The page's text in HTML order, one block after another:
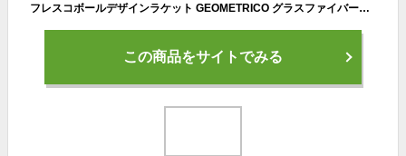
フレスコボールデザインラケット GEOMETRICO グラスファイバー製【SORTE ORIGINAL】専用ボール2個付き
この商品をサイトでみる